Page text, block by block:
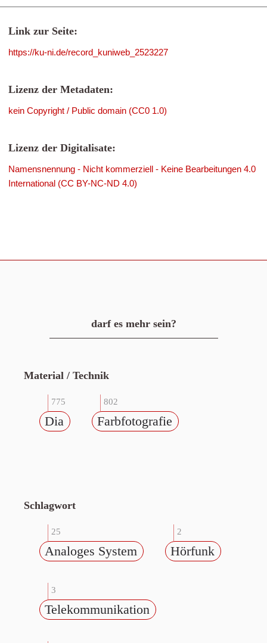
Link zur Seite:
https://ku-ni.de/record_kuniweb_2523227
Lizenz der Metadaten:
kein Copyright / Public domain (CC0 1.0)
Lizenz der Digitalisate:
Namensnennung - Nicht kommerziell - Keine Bearbeitungen 4.0
International (CC BY-NC-ND 4.0)
darf es mehr sein?
Material / Technik
775
Dia
802
Farbfotografie
Schlagwort
25
Analoges System
2
Hörfunk
3
Telekommunikation